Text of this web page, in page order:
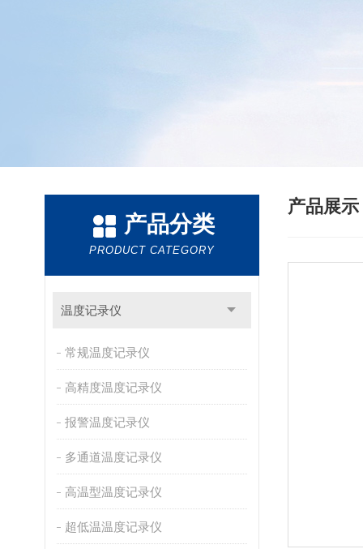
产品分类
PRODUCT CATEGORY
温度记录仪
常规温度记录仪
高精度温度记录仪
报警温度记录仪
多通道温度记录仪
高温型温度记录仪
超低温温度记录仪
产品展示